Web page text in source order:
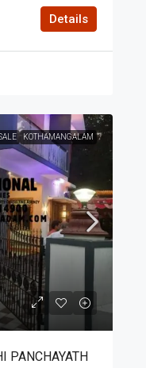
Details
KOTHAMANGALAM
PANCHAYATH